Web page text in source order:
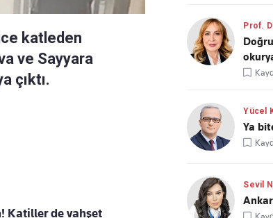
katleden
ve Sayyara
çıktı.
Katiller de vahşet
Prof.
Yücel
Ya
Sevil